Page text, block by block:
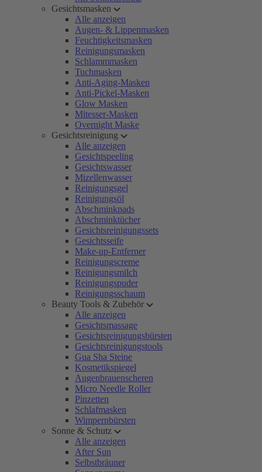
Gesichtsmasken
Alle anzeigen
Augen- & Lippenmasken
Feuchtigkeitsmasken
Reinigungsmasken
Schlammmasken
Tuchmasken
Anti-Aging-Masken
Anti-Pickel-Masken
Glow Masken
Mitesser-Masken
Overnight Maske
Gesichtsreinigung
Alle anzeigen
Gesichtspeeling
Gesichtswasser
Mizellenwasser
Reinigungsgel
Reinigungsöl
Abschminkpads
Abschminktücher
Gesichtsreinigungssets
Gesichtsseife
Make-up-Entferner
Reinigungscreme
Reinigungsmilch
Reinigungspuder
Reinigungsschaum
Beauty Tools & Zubehör
Alle anzeigen
Gesichtsmassage
Gesichtsreinigungsbürsten
Gesichtsreinigungstools
Gua Sha Steine
Kosmetikspiegel
Augenbrauenscheren
Micro Needle Roller
Pinzetten
Schlafmasken
Wimpernbürsten
Sonne & Schutz
Alle anzeigen
After Sun
Selbstbräuner